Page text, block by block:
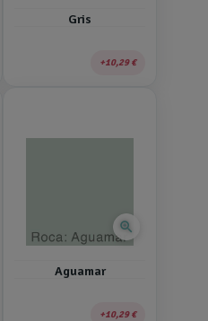
Gris
10,29 €
zoom_in
Aguamar
10,29 €